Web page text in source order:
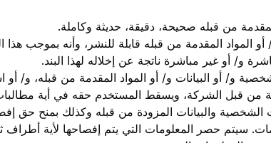
من قبله صحيحة، دقيقة، حديثة وكاملة.
المواد المقدمة من قبله قابلة للنشر، وأنه بموجب هذا
و/ أو غير مباشرة ناتجة عن إخلاله لهذا البند.
و/ أو البيانات و/ أو المواد المقدمة من قبله، و/ أو
من قبل الشركة، ويسقط المستخدم حقه في أية
والبيانات المزودة من قبله وكذلك بمنح حق
سيتم حصر المعلومات التي يتم إفصاحها لأية أطراف